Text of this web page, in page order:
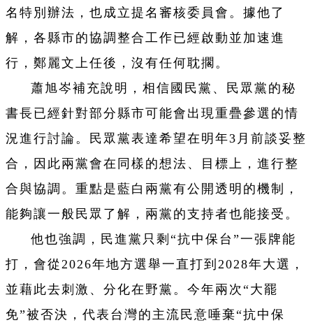
名特別辦法，也成立提名審核委員會。據他了
解，各縣市的協調整合工作已經啟動並加速進
行，鄭麗文上任後，沒有任何耽擱。
蕭旭岑補充說明，相信國民黨、民眾黨的秘
書長已經針對部分縣市可能會出現重疊參選的情
況進行討論。民眾黨表達希望在明年3月前談妥整
合，因此兩黨會在同樣的想法、目標上，進行整
合與協調。重點是藍白兩黨有公開透明的機制，
能夠讓一般民眾了解，兩黨的支持者也能接受。
他也強調，民進黨只剩“抗中保台”一張牌能
打，會從2026年地方選舉一直打到2028年大選，
並藉此去刺激、分化在野黨。今年兩次“大罷
免”被否決，代表台灣的主流民意唾棄“抗中保